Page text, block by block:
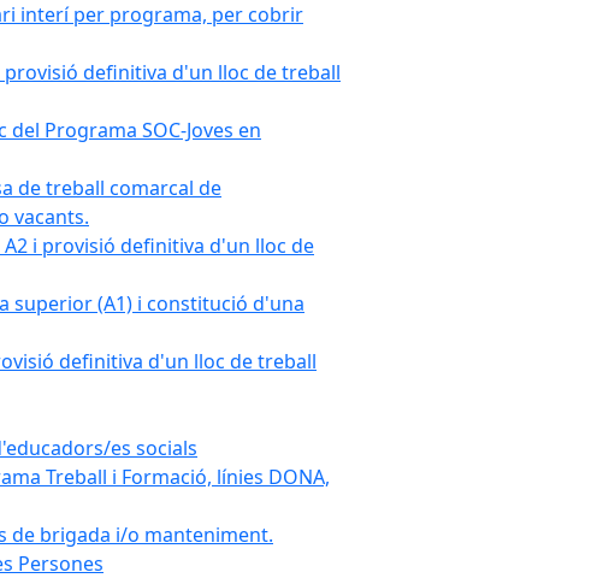
interí per programa, per cobrir
provisió definitiva d'un lloc de treball
Programa SOC-Joves en
de treball comarcal de
vacants.
i provisió definitiva d'un lloc de
superior (A1) i constitució d'una
definitiva d'un lloc de treball
es socials
Treball i Formació, línies DONA,
de brigada i/o manteniment.
Persones